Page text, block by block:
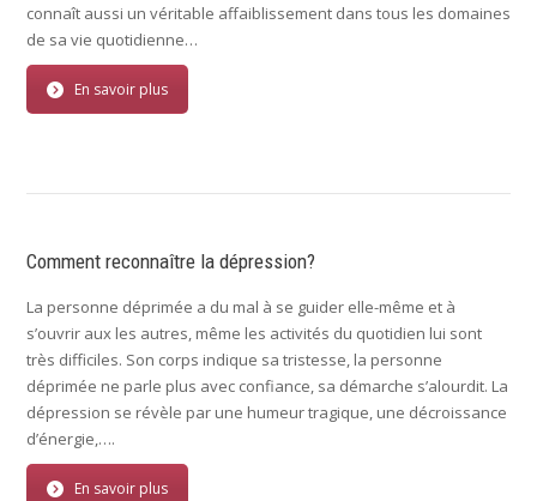
connaît aussi un véritable affaiblissement dans tous les domaines
de sa vie quotidienne…
En savoir plus
Comment reconnaître la dépression?
La personne déprimée a du mal à se guider elle-même et à
s’ouvrir aux les autres, même les activités du quotidien lui sont
très difficiles. Son corps indique sa tristesse, la personne
déprimée ne parle plus avec confiance, sa démarche s’alourdit. La
dépression se révèle par une humeur tragique, une décroissance
d’énergie,….
En savoir plus